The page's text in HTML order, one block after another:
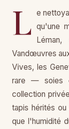
L e
qu'une
Vandœuvres
Vives, les Genevois possèdent des pièces d'une valeur
rare — soies
collection
tapis hérités
que l'humidité